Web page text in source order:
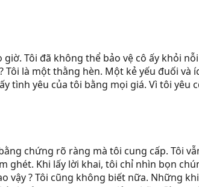
Tôi đã không thể bảo vệ cô ấy khỏi
là một thằng hèn. Một kẻ yếu đuối và
tình yêu của tôi bằng mọi giá. Vì tôi yêu
chứng rõ ràng mà tôi cung cấp. Tôi
ghét. Khi lấy lời khai, tôi chỉ nhìn bọn
vậy ? Tôi cũng không biết nữa. Những